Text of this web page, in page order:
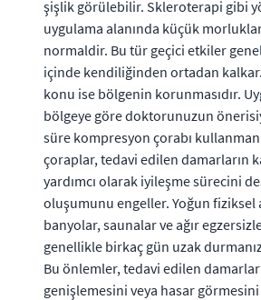
şişlik görülebilir. Skleroterapi gibi
uygulama alanında küçük
normaldir. Bu tür geçici etkiler
içinde kendiliğinden ortadan
konu ise bölgenin korunmasıdır.
bölgeye göre doktorunuzun
süre kompresyon çorabı
çoraplar, tedavi edilen damarların
yardımcı olarak iyileşme sürecini
oluşumunu engeller. Yoğun fiziksel
banyolar, saunalar ve ağır
genellikle birkaç gün uzak
Bu önlemler, tedavi edilen
genişlemesini veya hasar